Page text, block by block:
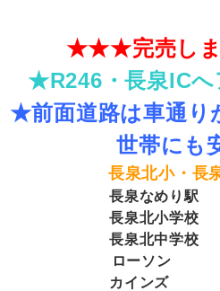
★★★完売し
★R246・長泉IC
★前面道路は車通り
世帯にも
長泉北小・長
長泉なめり駅
長泉北小学校
長泉北中学校
ローソン
カインズ